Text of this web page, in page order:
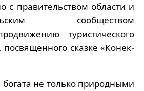
с правительством области и
сообществом
туристического
посвященного сказке «Конек-
не только природными